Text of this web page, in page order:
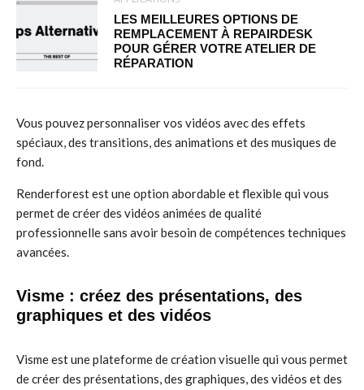
LES MEILLEURES OPTIONS DE
REMPLACEMENT À REPAIRDESK
POUR GÉRER VOTRE ATELIER DE
RÉPARATION
Vous pouvez personnaliser vos vidéos avec des effets
spéciaux, des transitions, des animations et des musiques de
fond.
Renderforest est une option abordable et flexible qui vous
permet de créer des vidéos animées de qualité
professionnelle sans avoir besoin de compétences techniques
avancées.
Visme : créez des présentations, des
graphiques et des vidéos
Visme est une plateforme de création visuelle qui vous permet
de créer des présentations, des graphiques, des vidéos et des